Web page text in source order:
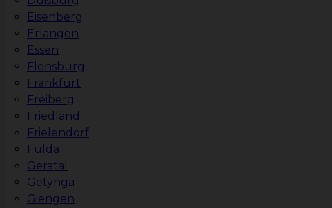
Eisenberg
Erlangen
Essen
Flensburg
Frankfurt
Freiberg
Friedland
Frielendorf
Fulda
Geratal
Getynga
Giengen